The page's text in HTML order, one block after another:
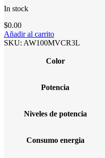
In stock
$0.00
Añadir al carrito
SKU: AW100MVCR3L
Color
Potencia
Niveles de potencia
Consumo energia